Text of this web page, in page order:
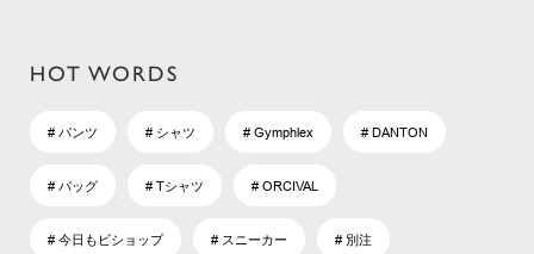
HOT WORDS
# パンツ # シャツ # Gymphlex # DANTON
# バッグ # Tシャツ # ORCIVAL
# 今日もビショップ # スニーカー # 別注